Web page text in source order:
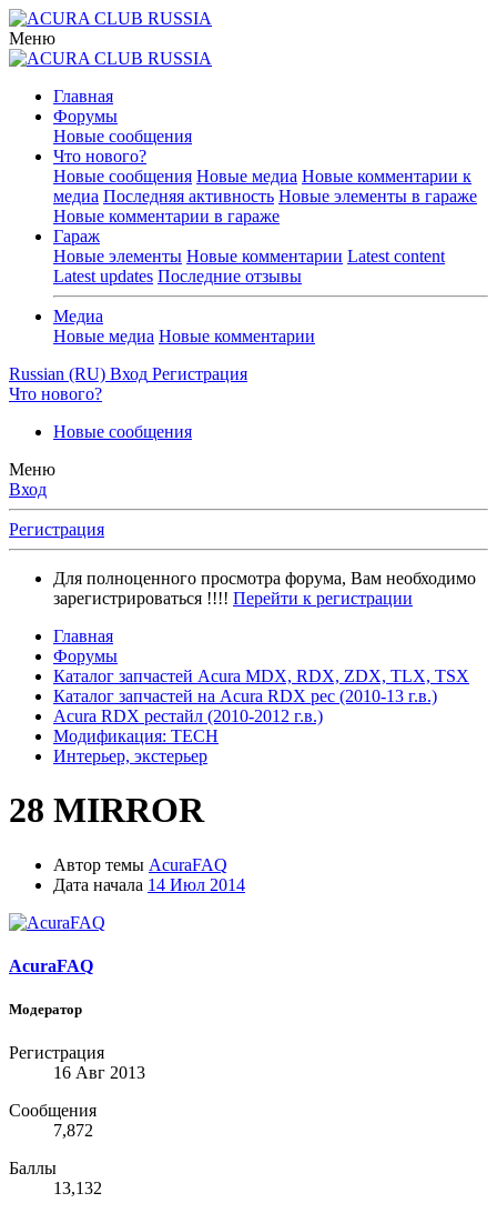
Меню
Главная
Форумы
Новые сообщения
Что нового?
Новые сообщения Новые медиа Новые комментарии к
медиа Последняя активность Новые элементы в гараже
Новые комментарии в гараже
Гараж
Новые элементы Новые комментарии Latest content
Latest updates Последние отзывы
Медиа
Новые медиа Новые комментарии
Russian (RU) Вход Регистрация
Что нового?
Новые сообщения
Меню
Вход
Регистрация
Для полноценного просмотра форума, Вам необходимо
зарегистрироваться !!!! Перейти к регистрации
Главная
Форумы
Каталог запчастей Acura MDX, RDX, ZDX, TLX, TSX
Каталог запчастей на Acura RDX рес (2010-13 г.в.)
Acura RDX рестайл (2010-2012 г.в.)
Модификация: TECH
Интерьер, экстерьер
28 MIRROR
Автор темы AcuraFAQ
Дата начала 14 Июл 2014
AcuraFAQ
Модератор
Регистрация
16 Авг 2013
Сообщения
7,872
Баллы
13,132